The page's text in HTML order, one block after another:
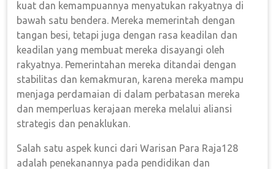
kuat dan kemampuannya menyatukan rakyatnya di
bawah satu bendera. Mereka memerintah dengan
tangan besi, tetapi juga dengan rasa keadilan dan
keadilan yang membuat mereka disayangi oleh
rakyatnya. Pemerintahan mereka ditandai dengan
stabilitas dan kemakmuran, karena mereka mampu
menjaga perdamaian di dalam perbatasan mereka
dan memperluas kerajaan mereka melalui aliansi
strategis dan penaklukan.
Salah satu aspek kunci dari Warisan Para Raja128
adalah penekanannya pada pendidikan dan